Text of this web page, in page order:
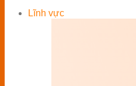
Lĩnh vực